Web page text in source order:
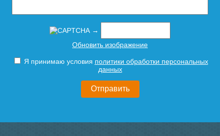
→
Обновить изображение
Я принимаю условия политики обработки персональных
данных